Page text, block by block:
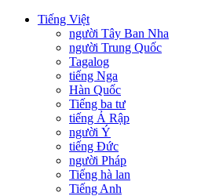
Tiếng Việt
người Tây Ban Nha
người Trung Quốc
Tagalog
tiếng Nga
Hàn Quốc
Tiếng ba tư
tiếng Ả Rập
người Ý
tiếng Đức
người Pháp
Tiếng hà lan
Tiếng Anh